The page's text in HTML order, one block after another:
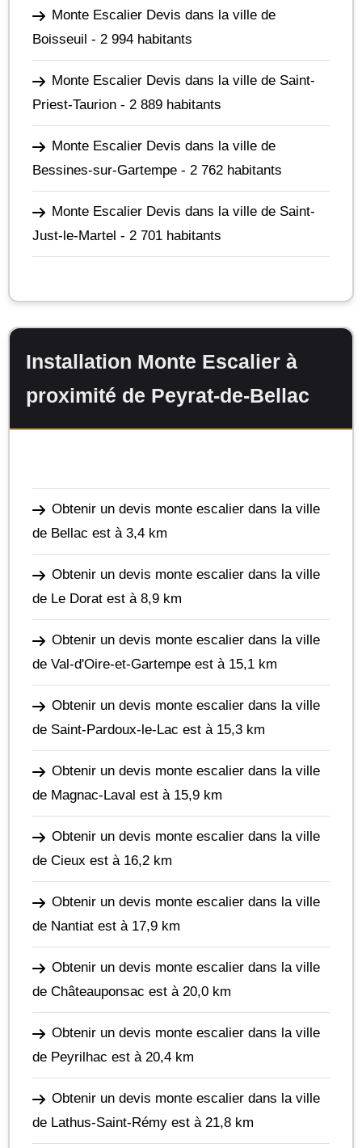
Monte Escalier Devis dans la ville de
Boisseuil - 2 994 habitants
Monte Escalier Devis dans la ville de Saint-
Priest-Taurion - 2 889 habitants
Monte Escalier Devis dans la ville de
Bessines-sur-Gartempe - 2 762 habitants
Monte Escalier Devis dans la ville de Saint-
Just-le-Martel - 2 701 habitants
Installation Monte Escalier à
proximité de Peyrat-de-Bellac
Obtenir un devis monte escalier dans la ville
de Bellac est à 3,4 km
Obtenir un devis monte escalier dans la ville
de Le Dorat est à 8,9 km
Obtenir un devis monte escalier dans la ville
de Val-d'Oire-et-Gartempe est à 15,1 km
Obtenir un devis monte escalier dans la ville
de Saint-Pardoux-le-Lac est à 15,3 km
Obtenir un devis monte escalier dans la ville
de Magnac-Laval est à 15,9 km
Obtenir un devis monte escalier dans la ville
de Cieux est à 16,2 km
Obtenir un devis monte escalier dans la ville
de Nantiat est à 17,9 km
Obtenir un devis monte escalier dans la ville
de Châteauponsac est à 20,0 km
Obtenir un devis monte escalier dans la ville
de Peyrilhac est à 20,4 km
Obtenir un devis monte escalier dans la ville
de Lathus-Saint-Rémy est à 21,8 km